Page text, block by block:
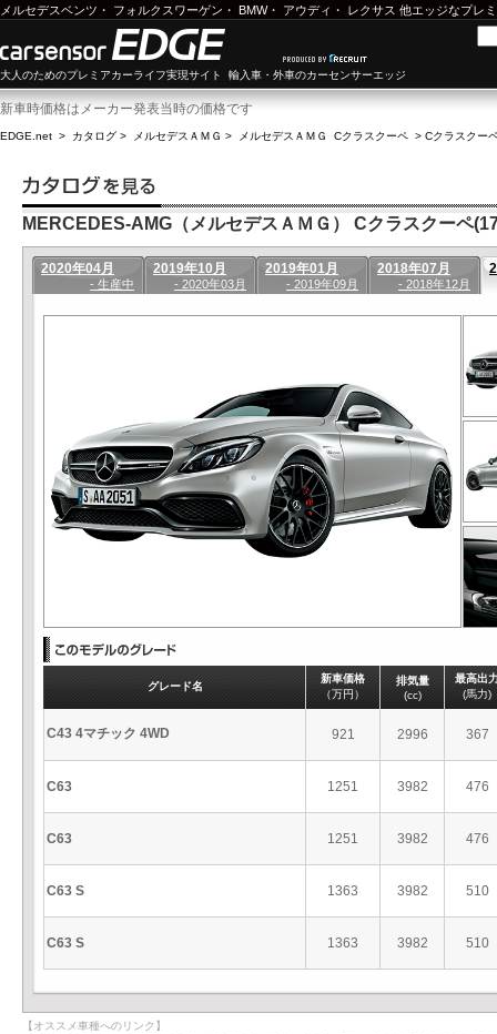
メルセデスベンツ ・ フォルクスワーゲン ・ BMW・ アウディ ・ レクサス 他エッジなプレ
大人のためのプレミアカーライフ実現サイト 輸入車・外車のカーセンサーエッジ
新車時価格はメーカー発表当時の価格です
EDGE.net > カタログ > メルセデスＡＭＧ > メルセデスＡＭＧ Cクラスクーペ > Cクラスクー
MERCEDES-AMG（メルセデスＡＭＧ） Cクラスクーペ
2020年04月
- 生産中
2019年10月
- 2020年03月
2019年01月
- 2019年09月
2018年07月
- 2018年12月
グレード名
新車価格
（万円）
排気量
(cc)
最高出
(馬力)
C43 4マチック 4WD 921 2996 367
C63 1251 3982 476
C63 1251 3982 476
C63 S 1363 3982 510
C63 S 1363 3982 510
【オススメ車種へのリンク】